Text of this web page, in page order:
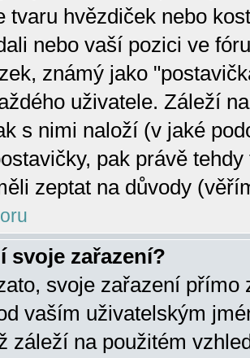
tvaru hvězdiček nebo
nebo vaší pozici ve
známý jako
uživatele. Záleží
s nimi naloží (v jaké
pak právě
zeptat na důvody
svoje zařazení?
svoje zařazení přímo
vaším uživatelským
záleží na použitém